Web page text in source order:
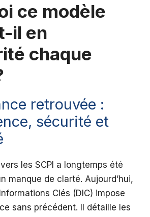
ce modèle
il en
chaque
retrouvée :
sécurité et
les SCPI a longtemps été
manque de clarté. Aujourd’hui,
Clés (DIC) impose
sans précédent. Il détaille les